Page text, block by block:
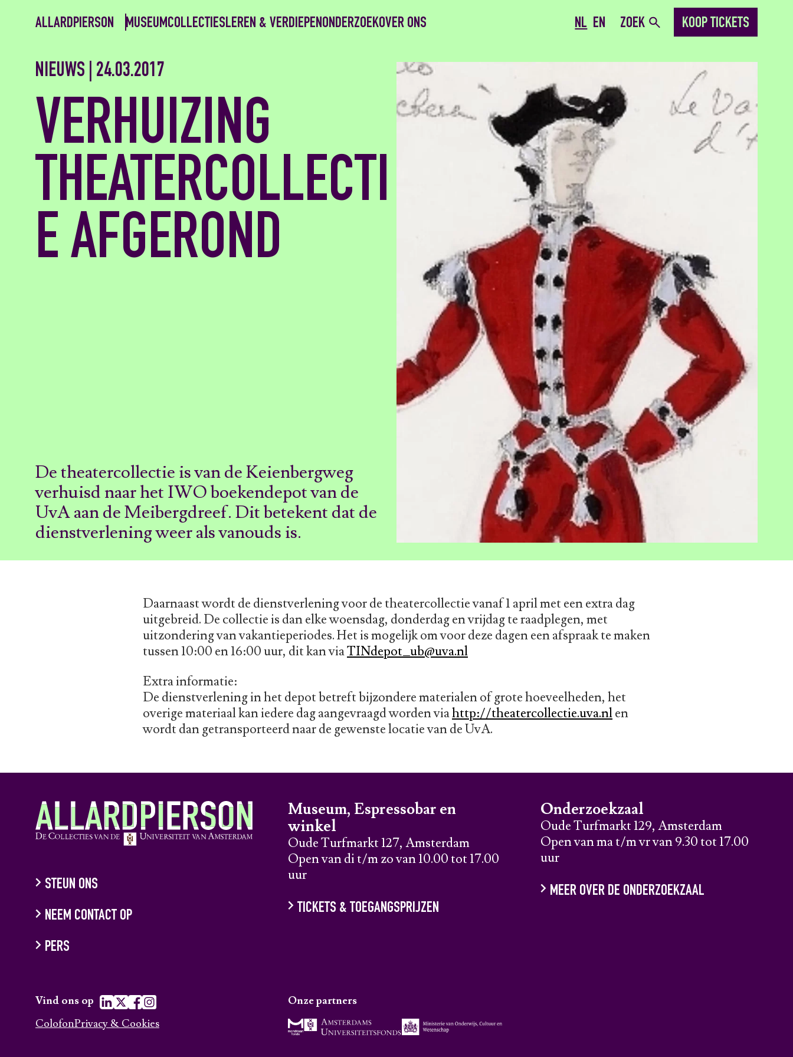
ALLARDPIERSON MUSEUMCOLLECTIESLEREN & VERDIEPENONDERZOEKOVER ONS NL EN ZOEK KOOP TICKETS
NIEUWS | 24.03.2017
VERHUIZING
THEATERCOLLECTI
E AFGEROND
De theatercollectie is van de Keienbergweg
verhuisd naar het IWO boekendepot van de
UvA aan de Meibergdreef. Dit betekent dat de
dienstverlening weer als vanouds is.
Daarnaast wordt de dienstverlening voor de theatercollectie vanaf 1 april met een extra dag
uitgebreid. De collectie is dan elke woensdag, donderdag en vrijdag te raadplegen, met
uitzondering van vakantieperiodes. Het is mogelijk om voor deze dagen een afspraak te maken
tussen 10:00 en 16:00 uur, dit kan viaTINdepot_ub@uva.nl
Extra informatie:
De dienstverlening in het depot betreft bijzondere materialen of grote hoeveelheden, het
overige materiaal kan iedere dag aangevraagd worden viahttp://theatercollectie.uva.nlen
wordt dan getransporteerd naar de gewenste locatie van de UvA.
STEUN ONS
NEEM CONTACT OP
PERS
Vind ons op
ColofonPrivacy & Cookies
Museum, Espressobar en
winkel
Oude Turfmarkt 127, Amsterdam
Open van di t/m zo van 10.00 tot 17.00
uur
TICKETS & TOEGANGSPRIJZEN
Onderzoekzaal
Oude Turfmarkt 129, Amsterdam
Open van ma t/m vr van 9.30 tot 17.00
uur
MEER OVER DE ONDERZOEKZAAL
Onze partners